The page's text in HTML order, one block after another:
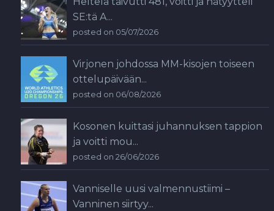
SE:tä A...
posted on 05/07/2026
Virjonen johdossa MM-kisojen toiseen
ottelupäivään...
posted on 06/08/2026
Kosonen kuittasi juhannuksen tappion
ja voitti mou...
posted on 26/06/2026
Vanniselle uusi valmennustiimi –
Vanninen siirtyy...